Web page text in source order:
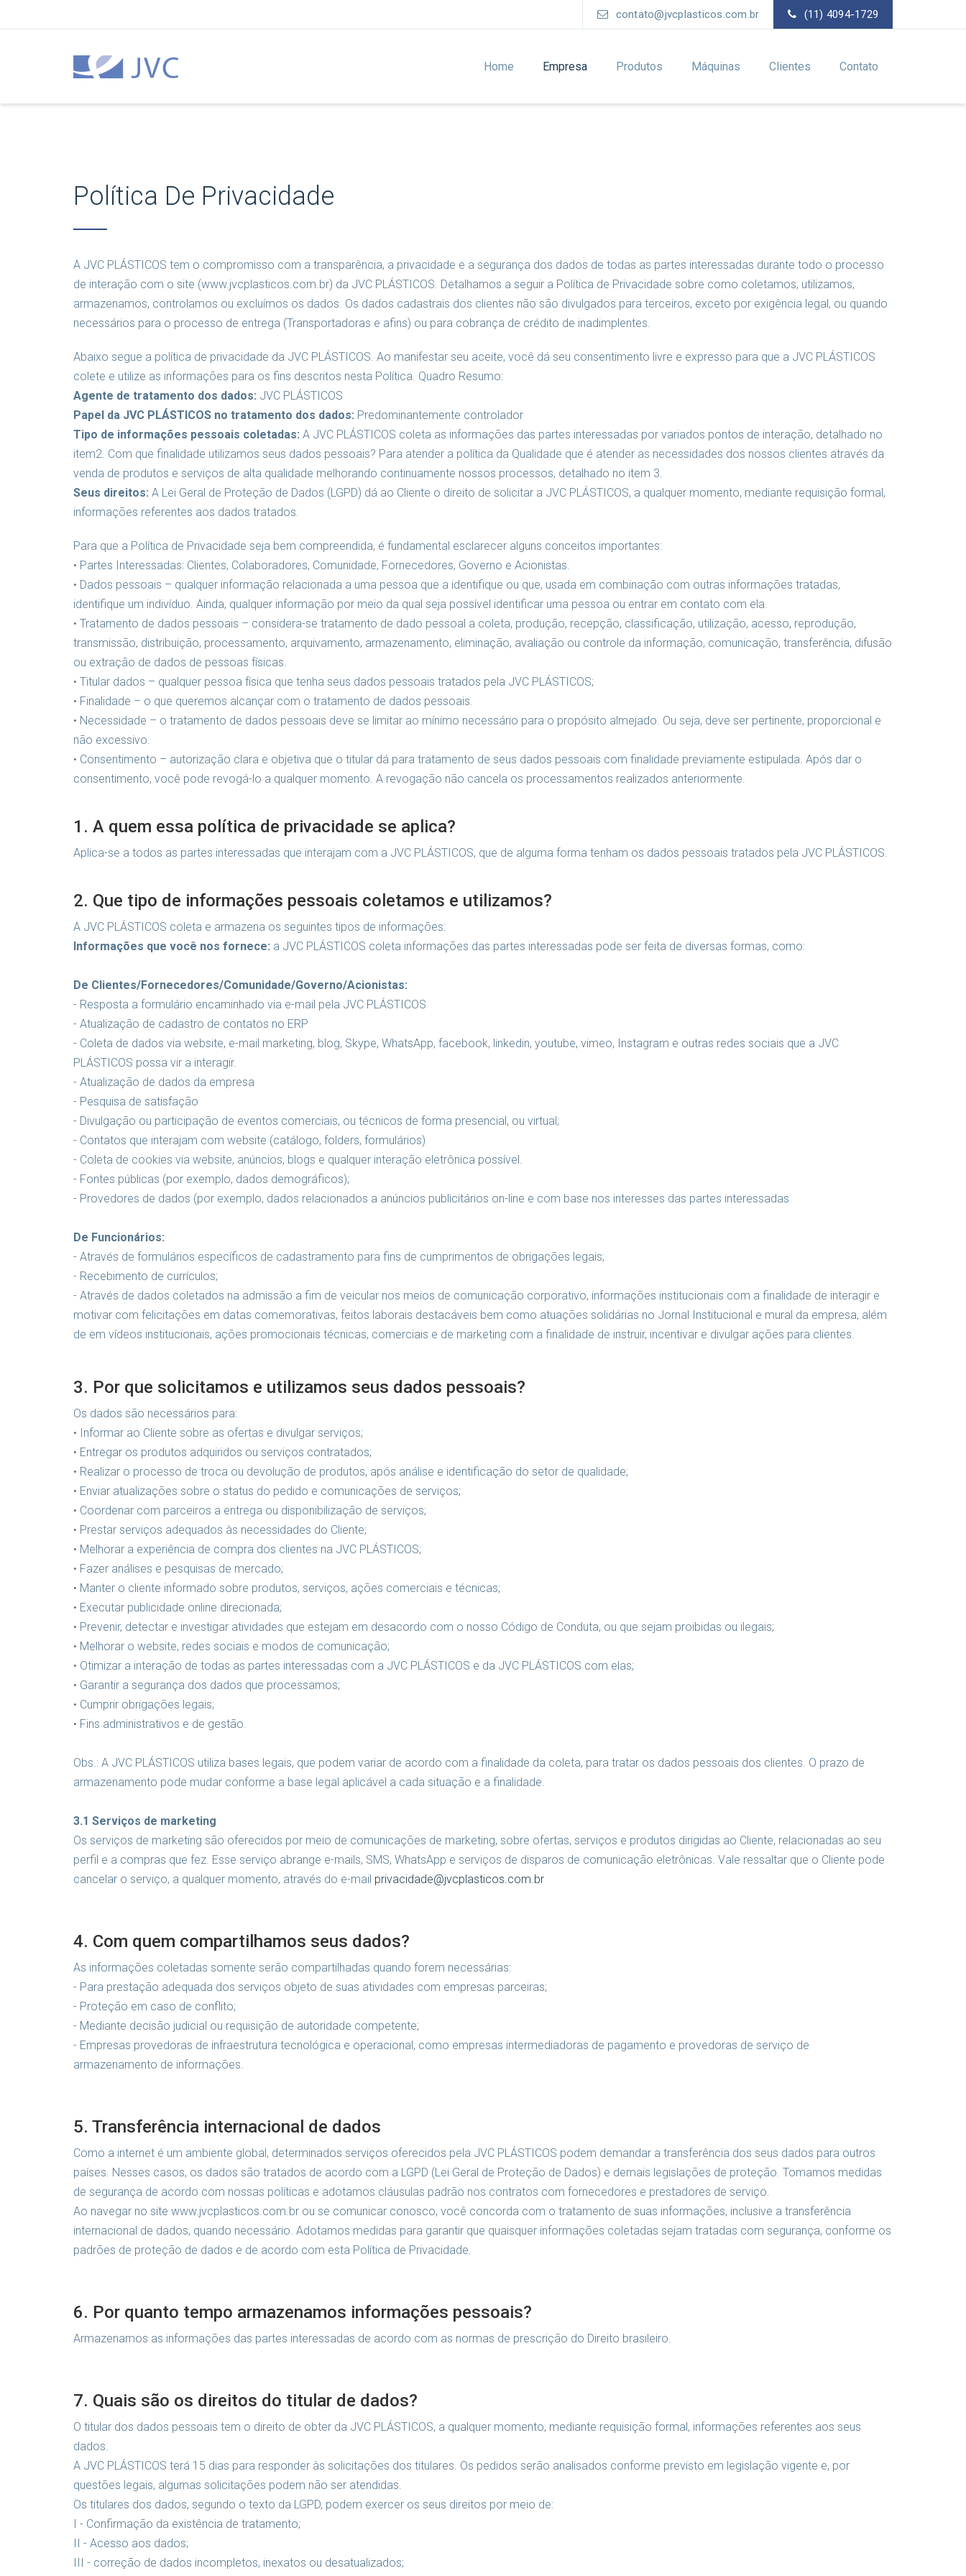
contato@jvcplasticos.com.br (11) 4094-1729
Home Empresa Produtos Máquinas Clientes Contato
Política De Privacidade
A JVC PLÁSTICOS tem o compromisso com a transparência, a privacidade e a segurança dos dados de todas as partes interessadas durante todo o processo
de interação com o site (www.jvcplasticos.com.br) da JVC PLÁSTICOS. Detalhamos a seguir a Política de Privacidade sobre como coletamos, utilizamos,
armazenamos, controlamos ou excluímos os dados. Os dados cadastrais dos clientes não são divulgados para terceiros, exceto por exigência legal, ou quando
necessários para o processo de entrega (Transportadoras e afins) ou para cobrança de crédito de inadimplentes.
Abaixo segue a política de privacidade da JVC PLÁSTICOS. Ao manifestar seu aceite, você dá seu consentimento livre e expresso para que a JVC PLÁSTICOS
colete e utilize as informações para os fins descritos nesta Política. Quadro Resumo:
Agente de tratamento dos dados: JVC PLÁSTICOS
Papel da JVC PLÁSTICOS no tratamento dos dados: Predominantemente controlador
Tipo de informações pessoais coletadas: A JVC PLÁSTICOS coleta as informações das partes interessadas por variados pontos de interação, detalhado no
item2. Com que finalidade utilizamos seus dados pessoais? Para atender a política da Qualidade que é atender as necessidades dos nossos clientes através da
venda de produtos e serviços de alta qualidade melhorando continuamente nossos processos, detalhado no item 3.
Seus direitos: A Lei Geral de Proteção de Dados (LGPD) dá ao Cliente o direito de solicitar a JVC PLÁSTICOS, a qualquer momento, mediante requisição formal,
informações referentes aos dados tratados.
Para que a Política de Privacidade seja bem compreendida, é fundamental esclarecer alguns conceitos importantes:
• Partes Interessadas: Clientes, Colaboradores, Comunidade, Fornecedores, Governo e Acionistas.
• Dados pessoais – qualquer informação relacionada a uma pessoa que a identifique ou que, usada em combinação com outras informações tratadas,
identifique um indivíduo. Ainda, qualquer informação por meio da qual seja possível identificar uma pessoa ou entrar em contato com ela.
• Tratamento de dados pessoais – considera-se tratamento de dado pessoal a coleta, produção, recepção, classificação, utilização, acesso, reprodução,
transmissão, distribuição, processamento, arquivamento, armazenamento, eliminação, avaliação ou controle da informação, comunicação, transferência, difusão
ou extração de dados de pessoas físicas.
• Titular dados – qualquer pessoa física que tenha seus dados pessoais tratados pela JVC PLÁSTICOS;
• Finalidade – o que queremos alcançar com o tratamento de dados pessoais.
• Necessidade – o tratamento de dados pessoais deve se limitar ao mínimo necessário para o propósito almejado. Ou seja, deve ser pertinente, proporcional e
não excessivo.
• Consentimento – autorização clara e objetiva que o titular dá para tratamento de seus dados pessoais com finalidade previamente estipulada. Após dar o
consentimento, você pode revogá-lo a qualquer momento. A revogação não cancela os processamentos realizados anteriormente.
1. A quem essa política de privacidade se aplica?
Aplica-se a todos as partes interessadas que interajam com a JVC PLÁSTICOS, que de alguma forma tenham os dados pessoais tratados pela JVC PLÁSTICOS.
2. Que tipo de informações pessoais coletamos e utilizamos?
A JVC PLÁSTICOS coleta e armazena os seguintes tipos de informações:
Informações que você nos fornece: a JVC PLÁSTICOS coleta informações das partes interessadas pode ser feita de diversas formas, como:
De Clientes/Fornecedores/Comunidade/Governo/Acionistas:
- Resposta a formulário encaminhado via e-mail pela JVC PLÁSTICOS
- Atualização de cadastro de contatos no ERP
- Coleta de dados via website, e-mail marketing, blog, Skype, WhatsApp, facebook, linkedin, youtube, vimeo, Instagram e outras redes sociais que a JVC
PLÁSTICOS possa vir a interagir.
- Atualização de dados da empresa
- Pesquisa de satisfação
- Divulgação ou participação de eventos comerciais, ou técnicos de forma presencial, ou virtual;
- Contatos que interajam com website (catálogo, folders, formulários)
- Coleta de cookies via website, anúncios, blogs e qualquer interação eletrônica possível.
- Fontes públicas (por exemplo, dados demográficos);
- Provedores de dados (por exemplo, dados relacionados a anúncios publicitários on-line e com base nos interesses das partes interessadas
De Funcionários:
- Através de formulários específicos de cadastramento para fins de cumprimentos de obrigações legais;
- Recebimento de currículos;
- Através de dados coletados na admissão a fim de veicular nos meios de comunicação corporativo, informações institucionais com a finalidade de interagir e
motivar com felicitações em datas comemorativas, feitos laborais destacáveis bem como atuações solidárias no Jornal Institucional e mural da empresa, além
de em vídeos institucionais, ações promocionais técnicas, comerciais e de marketing com a finalidade de instruir, incentivar e divulgar ações para clientes.
3. Por que solicitamos e utilizamos seus dados pessoais?
Os dados são necessários para:
• Informar ao Cliente sobre as ofertas e divulgar serviços;
• Entregar os produtos adquiridos ou serviços contratados;
• Realizar o processo de troca ou devolução de produtos, após análise e identificação do setor de qualidade;
• Enviar atualizações sobre o status do pedido e comunicações de serviços;
• Coordenar com parceiros a entrega ou disponibilização de serviços;
• Prestar serviços adequados às necessidades do Cliente;
• Melhorar a experiência de compra dos clientes na JVC PLÁSTICOS;
• Fazer análises e pesquisas de mercado;
• Manter o cliente informado sobre produtos, serviços, ações comerciais e técnicas;
• Executar publicidade online direcionada;
• Prevenir, detectar e investigar atividades que estejam em desacordo com o nosso Código de Conduta, ou que sejam proibidas ou ilegais;
• Melhorar o website, redes sociais e modos de comunicação;
• Otimizar a interação de todas as partes interessadas com a JVC PLÁSTICOS e da JVC PLÁSTICOS com elas;
• Garantir a segurança dos dados que processamos;
• Cumprir obrigações legais;
• Fins administrativos e de gestão.
Obs.: A JVC PLÁSTICOS utiliza bases legais, que podem variar de acordo com a finalidade da coleta, para tratar os dados pessoais dos clientes. O prazo de
armazenamento pode mudar conforme a base legal aplicável a cada situação e a finalidade.
3.1 Serviços de marketing
Os serviços de marketing são oferecidos por meio de comunicações de marketing, sobre ofertas, serviços e produtos dirigidas ao Cliente, relacionadas ao seu
perfil e a compras que fez. Esse serviço abrange e-mails, SMS, WhatsApp e serviços de disparos de comunicação eletrônicas. Vale ressaltar que o Cliente pode
cancelar o serviço, a qualquer momento, através do e-mail privacidade@jvcplasticos.com.br
4. Com quem compartilhamos seus dados?
As informações coletadas somente serão compartilhadas quando forem necessárias:
- Para prestação adequada dos serviços objeto de suas atividades com empresas parceiras;
- Proteção em caso de conflito;
- Mediante decisão judicial ou requisição de autoridade competente;
- Empresas provedoras de infraestrutura tecnológica e operacional, como empresas intermediadoras de pagamento e provedoras de serviço de
armazenamento de informações.
5. Transferência internacional de dados
Como a internet é um ambiente global, determinados serviços oferecidos pela JVC PLÁSTICOS podem demandar a transferência dos seus dados para outros
países. Nesses casos, os dados são tratados de acordo com a LGPD (Lei Geral de Proteção de Dados) e demais legislações de proteção. Tomamos medidas
de segurança de acordo com nossas políticas e adotamos cláusulas padrão nos contratos com fornecedores e prestadores de serviço.
Ao navegar no site www.jvcplasticos.com.br ou se comunicar conosco, você concorda com o tratamento de suas informações, inclusive a transferência
internacional de dados, quando necessário. Adotamos medidas para garantir que quaisquer informações coletadas sejam tratadas com segurança, conforme os
padrões de proteção de dados e de acordo com esta Política de Privacidade.
6. Por quanto tempo armazenamos informações pessoais?
Armazenamos as informações das partes interessadas de acordo com as normas de prescrição do Direito brasileiro.
7. Quais são os direitos do titular de dados?
O titular dos dados pessoais tem o direito de obter da JVC PLÁSTICOS, a qualquer momento, mediante requisição formal, informações referentes aos seus
dados.
A JVC PLÁSTICOS terá 15 dias para responder às solicitações dos titulares. Os pedidos serão analisados conforme previsto em legislação vigente e, por
questões legais, algumas solicitações podem não ser atendidas.
Os titulares dos dados, segundo o texto da LGPD, podem exercer os seus direitos por meio de:
I - Confirmação da existência de tratamento;
II - Acesso aos dados;
III - correção de dados incompletos, inexatos ou desatualizados;